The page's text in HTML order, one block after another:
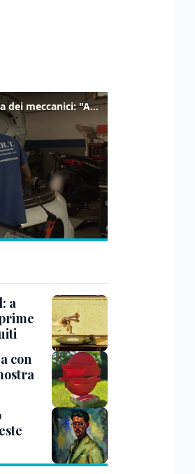
Carburanti, la frode denunciata dei meccanici: "Acqua in gasolio e benzina"
a
con